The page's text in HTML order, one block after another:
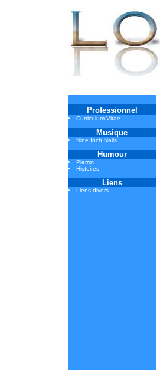
Professionnel
Curriculum Vitae
Musique
Nine Inch Nails
Humour
Pierrot
Histoires
Liens
Liens divers